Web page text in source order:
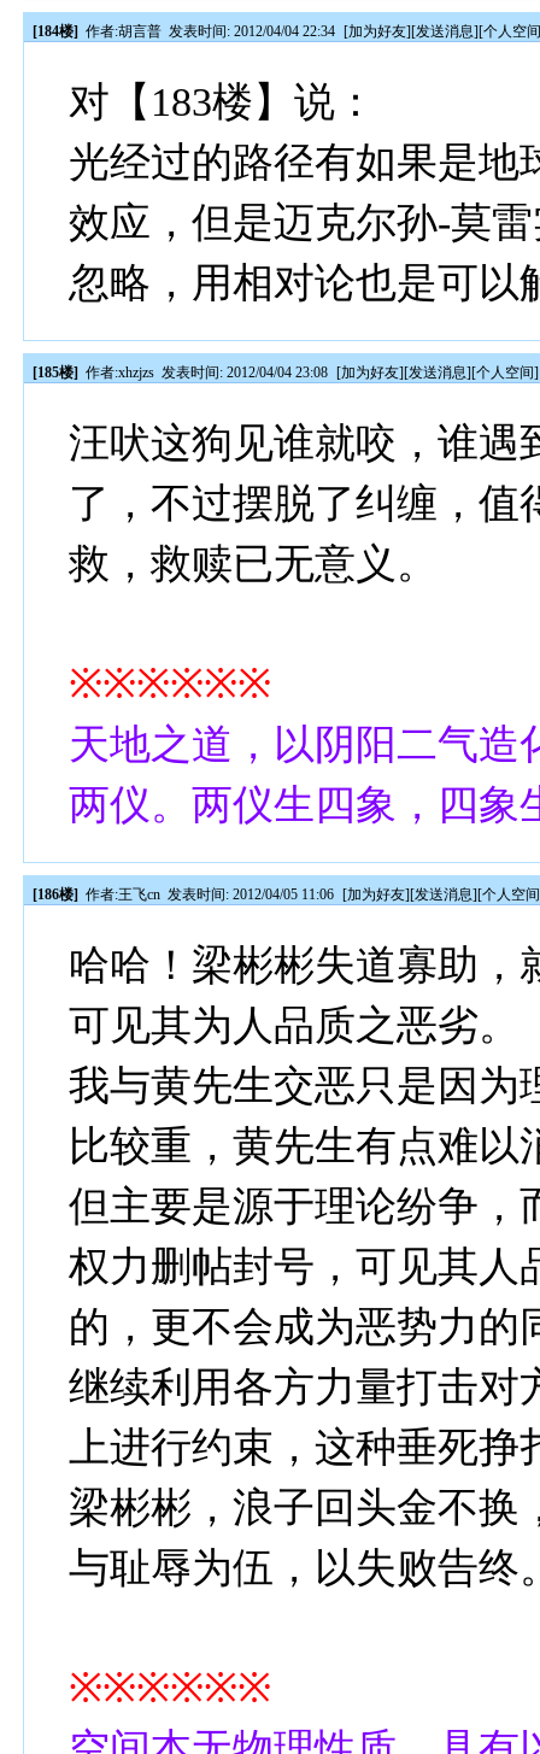
[184楼] 作者:胡言普 发表时间: 2012/04/04 22:34 [加为好友][发送消息][个人空
对【183楼】说：
光经过的路径有如果是地
效应，但是迈克尔孙-莫
忽略，用相对论也是可以
[185楼] 作者:xhzjzs 发表时间: 2012/04/04 23:08 [加为好友][发送消息][个人空间]
汪吠这狗见谁就咬，谁遇
了，不过摆脱了纠缠，
救，救赎已无意义。
※※※※※※
天地之道，以阴阳二气造
两仪。两仪生四象，四象
[186楼] 作者:王飞cn 发表时间: 2012/04/05 11:06 [加为好友][发送消息][个人空间
哈哈！梁彬彬失道寡助，
可见其为人品质之恶劣。
我与黄先生交恶只是因为
比较重，黄先生有点难
但主要是源于理论纷争，
权力删帖封号，可见其人
的，更不会成为恶势力的
继续利用各方力量打击对
上进行约束，这种垂死
梁彬彬，浪子回头金不换
与耻辱为伍，以失败告终
※※※※※※